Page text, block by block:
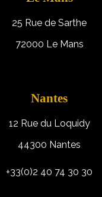
25 Rue de Sarthe
72000 Le Mans
Nantes
12 Rue du Loquidy
44300 Nantes
+33(0)2 40 74 30 30